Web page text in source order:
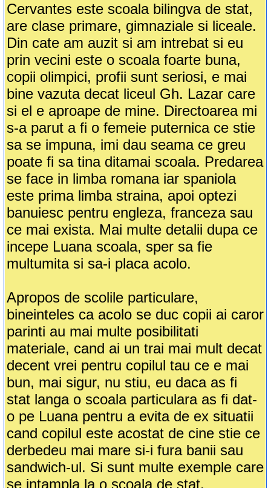
Cervantes este scoala bilingva de stat,
are clase primare, gimnaziale si liceale.
Din cate am auzit si am intrebat si eu
prin vecini este o scoala foarte buna,
copii olimpici, profii sunt seriosi, e mai
bine vazuta decat liceul Gh. Lazar care
si el e aproape de mine. Directoarea mi
s-a parut a fi o femeie puternica ce stie
sa se impuna, imi dau seama ce greu
poate fi sa tina ditamai scoala. Predarea
se face in limba romana iar spaniola
este prima limba straina, apoi optezi
banuiesc pentru engleza, franceza sau
ce mai exista. Mai multe detalii dupa ce
incepe Luana scoala, sper sa fie
multumita si sa-i placa acolo.
Apropos de scolile particulare,
bineinteles ca acolo se duc copii ai caror
parinti au mai multe posibilitati
materiale, cand ai un trai mai mult decat
decent vrei pentru copilul tau ce e mai
bun, mai sigur, nu stiu, eu daca as fi
stat langa o scoala particulara as fi dat-
o pe Luana pentru a evita de ex situatii
cand copilul este acostat de cine stie ce
derbedeu mai mare si-i fura banii sau
sandwich-ul. Si sunt multe exemple care
se intampla la o scoala de stat.